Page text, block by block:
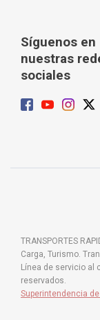
Síguenos en
nuestras
sociales
TRANSPORTES
Carga, Turismo.
Línea de servicio al
reservados.
Superintendencia